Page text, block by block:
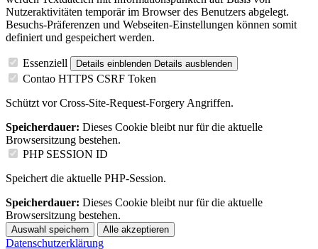
Nutzeraktivitäten temporär im Browser des Benutzers abgelegt.
Besuchs-Präferenzen und Webseiten-Einstellungen können somit
definiert und gespeichert werden.
Essenziell Details einblenden Details ausblenden
Contao HTTPS CSRF Token
Schützt vor Cross-Site-Request-Forgery Angriffen.
Speicherdauer: Dieses Cookie bleibt nur für die aktuelle
Browsersitzung bestehen.
PHP SESSION ID
Speichert die aktuelle PHP-Session.
Speicherdauer: Dieses Cookie bleibt nur für die aktuelle
Browsersitzung bestehen.
Auswahl speichern Alle akzeptieren
Datenschutzerklärung